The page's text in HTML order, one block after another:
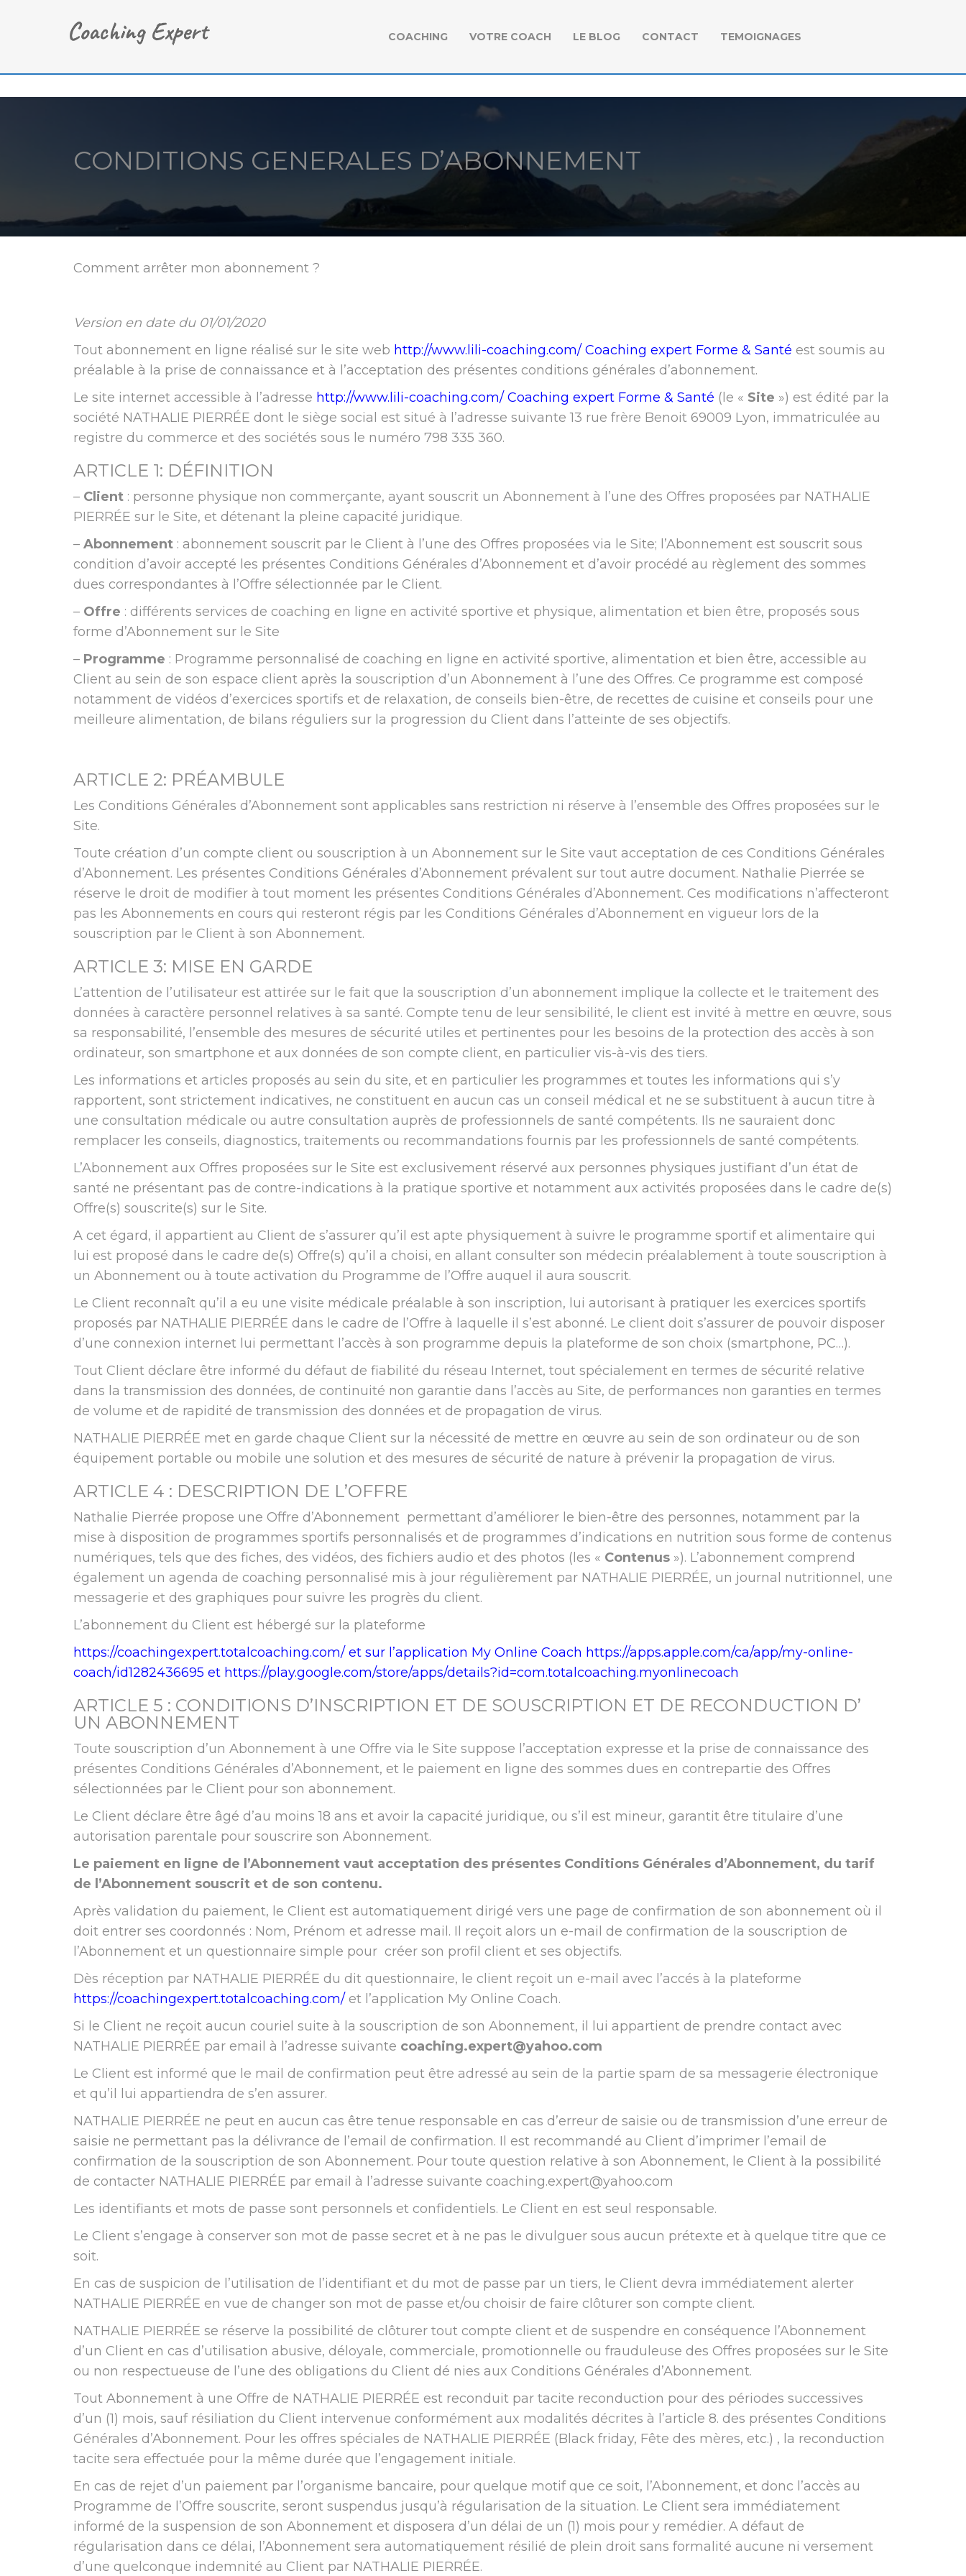
COACHING VOTRE COACH LE BLOG CONTACT TEMOIGNAGES
CONDITIONS GENERALES D’ABONNEMENT
Comment arrêter mon abonnement ?
Version en date du 01/01/2020
Tout abonnement en ligne réalisé sur le site web http://www.lili-coaching.com/ Coaching expert Forme & Santé est soumis au
préalable à la prise de connaissance et à l’acceptation des présentes conditions générales d’abonnement.
Le site internet accessible à l’adresse http://www.lili-coaching.com/ Coaching expert Forme & Santé (le « Site ») est édité par la
société NATHALIE PIERRÉE dont le siège social est situé à l’adresse suivante 13 rue frère Benoit 69009 Lyon, immatriculée au
registre du commerce et des sociétés sous le numéro 798 335 360.
ARTICLE 1: DÉFINITION
– Client : personne physique non commerçante, ayant souscrit un Abonnement à l’une des Offres proposées par NATHALIE
PIERRÉE sur le Site, et détenant la pleine capacité juridique.
– Abonnement : abonnement souscrit par le Client à l’une des Offres proposées via le Site; l’Abonnement est souscrit sous
condition d’avoir accepté les présentes Conditions Générales d’Abonnement et d’avoir procédé au règlement des sommes
dues correspondantes à l’Offre sélectionnée par le Client.
– Offre : différents services de coaching en ligne en activité sportive et physique, alimentation et bien être, proposés sous
forme d’Abonnement sur le Site
– Programme : Programme personnalisé de coaching en ligne en activité sportive, alimentation et bien être, accessible au
Client au sein de son espace client après la souscription d’un Abonnement à l’une des Offres. Ce programme est composé
notamment de vidéos d’exercices sportifs et de relaxation, de conseils bien-être, de recettes de cuisine et conseils pour une
meilleure alimentation, de bilans réguliers sur la progression du Client dans l’atteinte de ses objectifs.
ARTICLE 2: PRÉAMBULE
Les Conditions Générales d’Abonnement sont applicables sans restriction ni réserve à l’ensemble des Offres proposées sur le
Site.
Toute création d’un compte client ou souscription à un Abonnement sur le Site vaut acceptation de ces Conditions Générales
d’Abonnement. Les présentes Conditions Générales d’Abonnement prévalent sur tout autre document. Nathalie Pierrée se
réserve le droit de modifier à tout moment les présentes Conditions Générales d’Abonnement. Ces modifications n’affecteront
pas les Abonnements en cours qui resteront régis par les Conditions Générales d’Abonnement en vigueur lors de la
souscription par le Client à son Abonnement.
ARTICLE 3: MISE EN GARDE
L’attention de l’utilisateur est attirée sur le fait que la souscription d’un abonnement implique la collecte et le traitement des
données à caractère personnel relatives à sa santé. Compte tenu de leur sensibilité, le client est invité à mettre en œuvre, sous
sa responsabilité, l’ensemble des mesures de sécurité utiles et pertinentes pour les besoins de la protection des accès à son
ordinateur, son smartphone et aux données de son compte client, en particulier vis-à-vis des tiers.
Les informations et articles proposés au sein du site, et en particulier les programmes et toutes les informations qui s’y
rapportent, sont strictement indicatives, ne constituent en aucun cas un conseil médical et ne se substituent à aucun titre à
une consultation médicale ou autre consultation auprès de professionnels de santé compétents. Ils ne sauraient donc
remplacer les conseils, diagnostics, traitements ou recommandations fournis par les professionnels de santé compétents.
L’Abonnement aux Offres proposées sur le Site est exclusivement réservé aux personnes physiques justifiant d’un état de
santé ne présentant pas de contre-indications à la pratique sportive et notamment aux activités proposées dans le cadre de(s)
Offre(s) souscrite(s) sur le Site.
A cet égard, il appartient au Client de s’assurer qu’il est apte physiquement à suivre le programme sportif et alimentaire qui
lui est proposé dans le cadre de(s) Offre(s) qu’il a choisi, en allant consulter son médecin préalablement à toute souscription à
un Abonnement ou à toute activation du Programme de l’Offre auquel il aura souscrit.
Le Client reconnaît qu’il a eu une visite médicale préalable à son inscription, lui autorisant à pratiquer les exercices sportifs
proposés par NATHALIE PIERRÉE dans le cadre de l’Offre à laquelle il s’est abonné. Le client doit s’assurer de pouvoir disposer
d’une connexion internet lui permettant l’accès à son programme depuis la plateforme de son choix (smartphone, PC…).
Tout Client déclare être informé du défaut de fiabilité du réseau Internet, tout spécialement en termes de sécurité relative
dans la transmission des données, de continuité non garantie dans l’accès au Site, de performances non garanties en termes
de volume et de rapidité de transmission des données et de propagation de virus.
NATHALIE PIERRÉE met en garde chaque Client sur la nécessité de mettre en œuvre au sein de son ordinateur ou de son
équipement portable ou mobile une solution et des mesures de sécurité de nature à prévenir la propagation de virus.
ARTICLE 4 : DESCRIPTION DE L’OFFRE
Nathalie Pierrée propose une Offre d’Abonnement permettant d’améliorer le bien-être des personnes, notamment par la
mise à disposition de programmes sportifs personnalisés et de programmes d’indications en nutrition sous forme de contenus
numériques, tels que des fiches, des vidéos, des fichiers audio et des photos (les « Contenus »). L’abonnement comprend
également un agenda de coaching personnalisé mis à jour régulièrement par NATHALIE PIERRÉE, un journal nutritionnel, une
messagerie et des graphiques pour suivre les progrès du client.
L’abonnement du Client est hébergé sur la plateforme
https://coachingexpert.totalcoaching.com/ et sur l’application My Online Coach https://apps.apple.com/ca/app/my-online-
coach/id1282436695 et https://play.google.com/store/apps/details?id=com.totalcoaching.myonlinecoach
ARTICLE 5 : CONDITIONS D’INSCRIPTION ET DE SOUSCRIPTION ET DE RECONDUCTION D’
UN ABONNEMENT
Toute souscription d’un Abonnement à une Offre via le Site suppose l’acceptation expresse et la prise de connaissance des
présentes Conditions Générales d’Abonnement, et le paiement en ligne des sommes dues en contrepartie des Offres
sélectionnées par le Client pour son abonnement.
Le Client déclare être âgé d’au moins 18 ans et avoir la capacité juridique, ou s’il est mineur, garantit être titulaire d’une
autorisation parentale pour souscrire son Abonnement.
Le paiement en ligne de l’Abonnement vaut acceptation des présentes Conditions Générales d’Abonnement, du tarif
de l’Abonnement souscrit et de son contenu.
Après validation du paiement, le Client est automatiquement dirigé vers une page de confirmation de son abonnement où il
doit entrer ses coordonnés : Nom, Prénom et adresse mail. Il reçoit alors un e-mail de confirmation de la souscription de
l’Abonnement et un questionnaire simple pour créer son profil client et ses objectifs.
Dès réception par NATHALIE PIERRÉE du dit questionnaire, le client reçoit un e-mail avec l’accés à la plateforme
https://coachingexpert.totalcoaching.com/ et l’application My Online Coach.
Si le Client ne reçoit aucun couriel suite à la souscription de son Abonnement, il lui appartient de prendre contact avec
NATHALIE PIERRÉE par email à l’adresse suivante ​coaching.expert@yahoo.com
Le Client est informé que le mail de confirmation peut être adressé au sein de la partie spam de sa messagerie électronique
et qu’il lui appartiendra de s’en assurer.
NATHALIE PIERRÉE ne peut en aucun cas être tenue responsable en cas d’erreur de saisie ou de transmission d’une erreur de
saisie ne permettant pas la délivrance de l’email de confirmation. Il est ​recommandé au Client d’imprimer l’email de
confirmation de la souscription de son Abonnement. Pour toute question relative à son Abonnement, le Client à la possibilité
de contacter NATHALIE PIERRÉE par email à l’adresse suivante ​ coaching.expert@yahoo.com
Les identifiants et mots de passe sont personnels et confidentiels. Le Client en est seul responsable.
Le Client s’engage à conserver son mot de passe secret et à ne pas le divulguer sous aucun prétexte et à quelque titre que ce
soit.
En cas de suspicion de l’utilisation de l’identifiant et du mot de passe par un tiers, le Client devra immédiatement alerter
NATHALIE PIERRÉE en vue de changer son mot de passe et/ou choisir de faire clôturer son compte client.
NATHALIE PIERRÉE se réserve la possibilité de clôturer tout compte client et de suspendre en conséquence l’Abonnement
d’un Client en cas d’utilisation abusive, déloyale, commerciale, promotionnelle ou frauduleuse des Offres proposées sur le Site
ou non respectueuse de l’une des obligations du Client dé nies aux Conditions Générales d’Abonnement.
Tout Abonnement à une Offre de NATHALIE PIERRÉE est reconduit par tacite reconduction pour des périodes successives
d’un (1) mois, sauf résiliation du Client intervenue conformément aux modalités décrites à l’article 8. des présentes Conditions
Générales d’Abonnement. Pour les offres spéciales de NATHALIE PIERRÉE (Black friday, Fête des mères, etc.) , la reconduction
tacite sera effectuée pour la même durée que l’engagement initiale.
En cas de rejet d’un paiement par l’organisme bancaire, pour quelque motif que ce soit, l’Abonnement, et donc l’accès au
Programme de l’Offre souscrite, seront suspendus jusqu’à régularisation de la situation. Le Client sera immédiatement
informé de la suspension de son Abonnement et disposera d’un délai de un (1) mois pour y remédier. A défaut de
régularisation dans ce délai, l’Abonnement sera automatiquement résilié de plein droit sans formalité aucune ni versement
d’une quelconque indemnité au Client par NATHALIE PIERRÉE.